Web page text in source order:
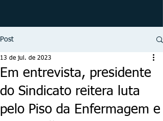
Post
Em entrevista, presidente
do Sindicato reitera luta
pelo Piso da Enfermagem e
13 de jul. de 2023